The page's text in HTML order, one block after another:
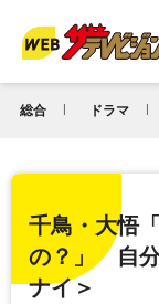
総合 ドラマ
千鳥・大悟
の？」 自分
ナイ＞